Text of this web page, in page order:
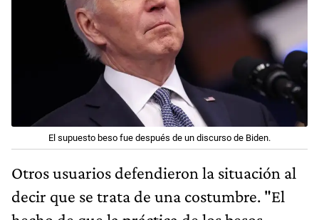
El supuesto beso fue después de un discurso de Biden.
Otros usuarios defendieron la situación al
decir que se trata de una costumbre. "El